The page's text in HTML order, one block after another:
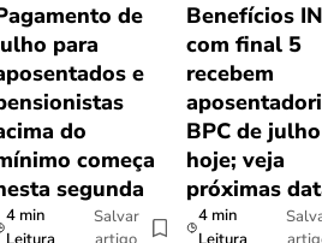
de
para
e
do
começa
segunda
4 min
Salvar
Benefícios
com final 5
recebem
BPC de julho
hoje; veja
próximas
4 min